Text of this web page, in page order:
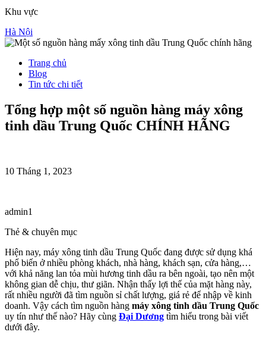
Khu vực
Hà Nội
Trang chủ
Blog
Tin tức chi tiết
Tổng hợp một số nguồn hàng máy xông
tinh dầu Trung Quốc CHÍNH HÃNG
10 Tháng 1, 2023
admin1
Thẻ & chuyên mục
Hiện nay, máy xông tinh dầu Trung Quốc đang được sử dụng khá
phổ biến ở nhiều phòng khách, nhà hàng, khách sạn, cửa hàng,…
với khả năng lan tỏa mùi hương tinh dầu ra bên ngoài, tạo nên một
không gian dễ chịu, thư giãn. Nhận thấy lợi thế của mặt hàng này,
rất nhiều người đã tìm nguồn sỉ chất lượng, giá rẻ để nhập về kinh
doanh. Vậy cách tìm nguồn hàng máy xông tinh dầu Trung Quốc
uy tín như thế nào? Hãy cùng Đại Dương tìm hiểu trong bài viết
dưới đây.